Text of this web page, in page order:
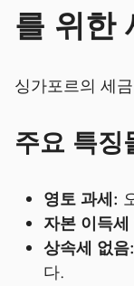
를 위한
싱가포르의 세
주요 특징
영토 과세:
자본 이득세
상속세 없음:
다.